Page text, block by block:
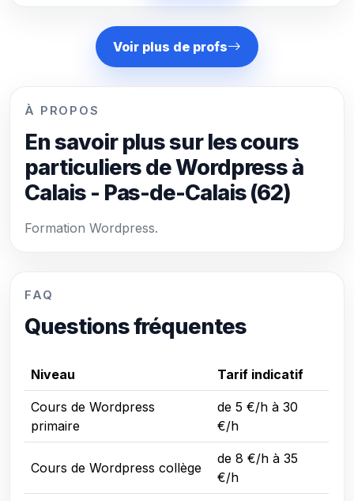
Voir plus de profs
À PROPOS
En savoir plus sur les cours
particuliers de Wordpress à
Calais - Pas-de-Calais (62)
Formation Wordpress.
FAQ
Questions fréquentes
Niveau Tarif indicatif
Cours de Wordpress
primaire
de 5 €/h à 30
€/h
Cours de Wordpress collège
de 8 €/h à 35
€/h